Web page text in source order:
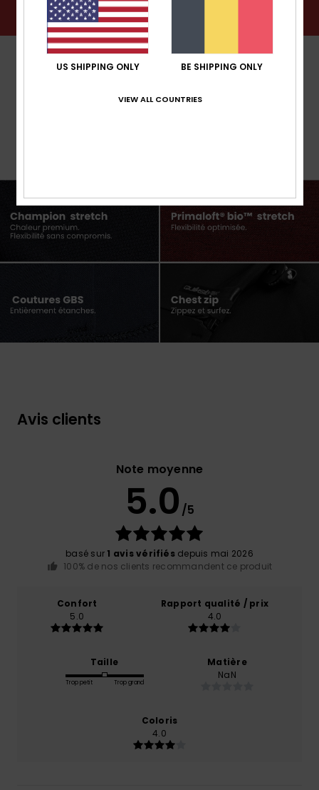
Avis clients
Note moyenne
5.0 /5
basé sur 1 avis vérifiésdepuis mai 2026
100% de nos clients recommandent ce produit
Confort
5.0
Rapport qualité / prix
4.0
Taille
Trop petit Trop grand
Matière
NaN
Coloris
4.0
US SHIPPING ONLY BE SHIPPING ONLY
VIEW ALL COUNTRIES